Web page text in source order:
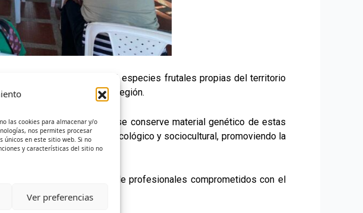
las cookies para almacenar y/o
nos permites procesar
únicos en este sitio web. Si no
y características del sitio no
Ver preferencias
estratégico que donó especies frutales propias del territorio
alimentario y cultural de la región.
de germoplasma, donde se conserve material genético de estas
especies de alto valor ecológico y sociocultural, promoviendo la
social y la formación de profesionales comprometidos con el